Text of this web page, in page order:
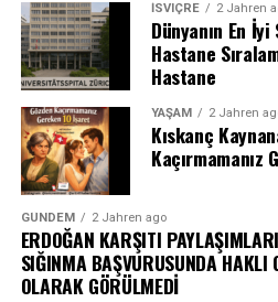
İSVIÇRE 2 Jahren
Dünyanın En
Hastane
Hastane
YAŞAM 2 Jahren
Kıskanç
Kaçırmamanız
GÜNDEM 2 Jahren ago
ERDOĞAN KARŞITI PAYLAŞIMLARI
SIĞINMA BAŞVURUSUNDA HAKLI
OLARAK GÖRÜLMEDİ